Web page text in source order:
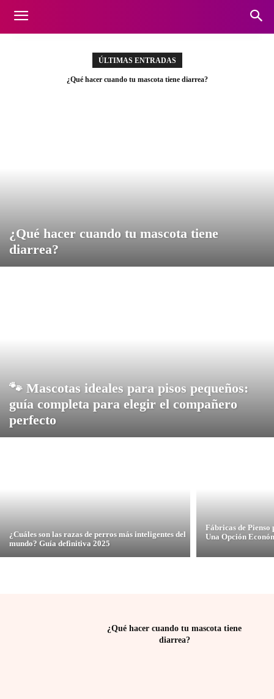
ÚLTIMAS ENTRADAS
¿Qué hacer cuando tu mascota tiene diarrea?
¿Qué hacer cuando tu mascota tiene
diarrea?
🐾 Mascotas ideales para pisos pequeños:
guía completa para elegir el compañero
perfecto
¿Cuáles son las razas de perros más inteligentes del
mundo? Guía definitiva 2025
Fábricas de
Una Opción
¿Qué hacer cuando tu mascota tiene
diarrea?